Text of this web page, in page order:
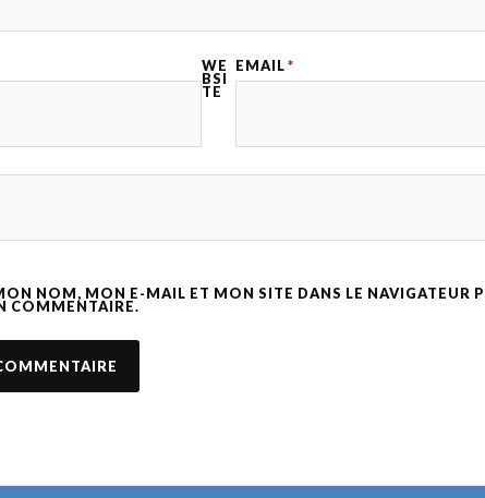
EMAIL *
WE
BSI
TE
NOM, MON E-MAIL ET MON SITE DANS LE NAVIGATEUR
COMMENTAIRE.